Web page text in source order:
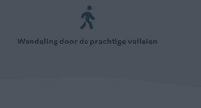
Wandeling door de prachtige valleien